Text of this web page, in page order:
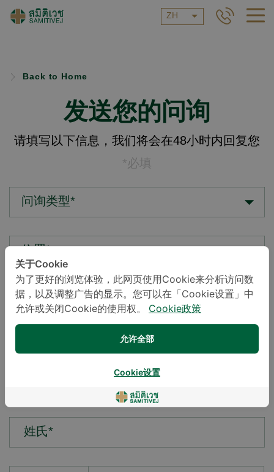
ZH
Back to Home
发送您的问询
请填写以下信息，我们将会在48小时内回复您
*必填
问询类型*
您的疑问*
姓氏*
关于Cookie
为了更好的浏览体验，此网页使用Cookie来分析访问数
据，以及调整广告的显示。您可以在「Cookie设置」中
允许或关闭Cookie的使用权。
Cookie政策
允许全部
Cookie设置